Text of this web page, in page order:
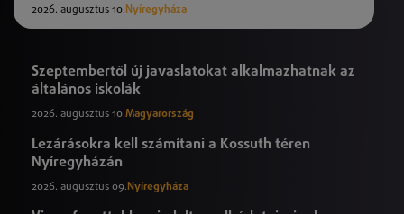
2026. augusztus 10. Nyíregyháza
Szeptembertől új javaslatokat alkalmazhatnak az
általános iskolák
2026. augusztus 10.Magyarország
Lezárásokra kell számítani a Kossuth téren
Nyíregyházán
2026. augusztus 09. Nyíregyháza